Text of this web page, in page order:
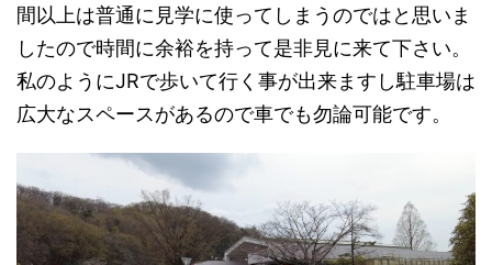
間以上は普通に見学に使ってしまうのではと思いま
したので時間に余裕を持って是非見に来て下さい。
私のようにJRで歩いて行く事が出来ますし駐車場は
広大なスペースがあるので車でも勿論可能です。